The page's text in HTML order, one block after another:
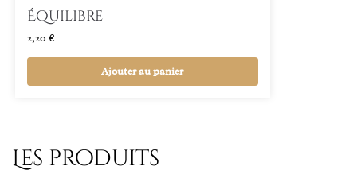
Équilibre
2,20 €
Ajouter au panier
Les produits